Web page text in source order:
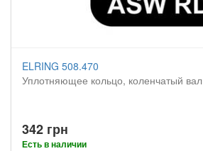
ELRING 508.470
Уплотняющее кольцо, коленчатый вал
342 грн
Есть в наличии